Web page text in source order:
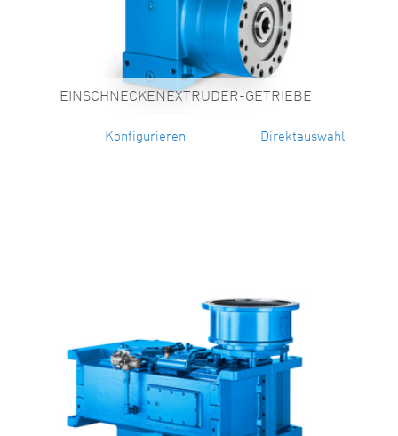
EINSCHNECKENEXTRUDER-GETRIEBE
Konfigurieren Direktauswahl